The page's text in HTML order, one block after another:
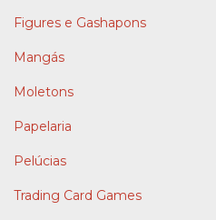
Figures e Gashapons
Mangás
Moletons
Papelaria
Pelúcias
Trading Card Games